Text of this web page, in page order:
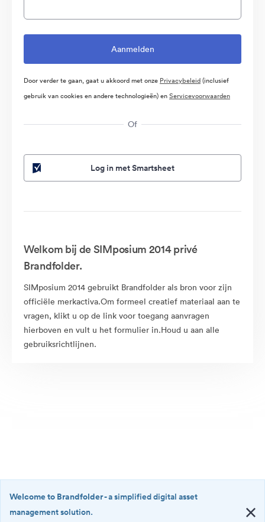
Door verder te gaan, gaat u akkoord met onze Privacybeleid(inclusief
gebruik van cookies en andere technologieën) enServicevoorwaarden
Of
Log in met Smartsheet
Welkom bij de SIMposium 2014 privé
Brandfolder.
SIMposium 2014 gebruikt Brandfolder als bron voor zijn
officiële merkactiva.Om formeel creatief materiaal aan te
vragen, klikt u op de link voor toegang aanvragen
hierboven en vult u het formulier in.Houd u aan alle
gebruiksrichtlijnen.
Welcome to Brandfolder- a simplified digital asset
management solution.